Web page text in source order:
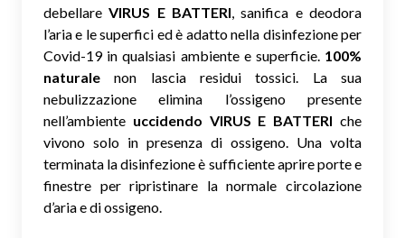
debellareVIRUS E BATTERI, sanifica e deodora
l’aria e le superfici ed è adatto nella disinfezione per
Covid-19 in qualsiasi ambiente e superficie. 100%
naturale non lascia residui tossici. La sua
nebulizzazione elimina l’ossigeno presente
nell’ambiente uccidendo VIRUS E BATTERI che
vivono solo in presenza di ossigeno. Una volta
terminata la disinfezione è sufficiente aprire porte e
finestre per ripristinare la normale circolazione
d’aria e di ossigeno.